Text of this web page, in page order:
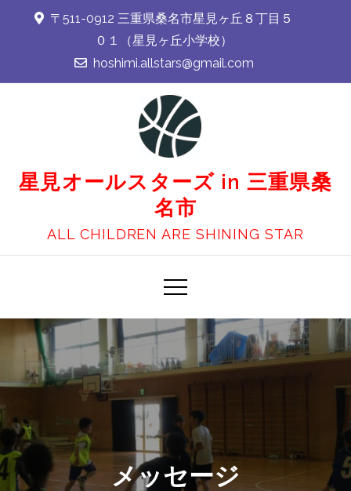
〒511-0912 三重県桑名市星見ヶ丘８丁目５
０１（星見ヶ丘小学校）
hoshimi.allstars@gmail.com
星見オールスターズ in 三重県桑
名市
ALL CHILDREN ARE SHINING STAR
メッセージ